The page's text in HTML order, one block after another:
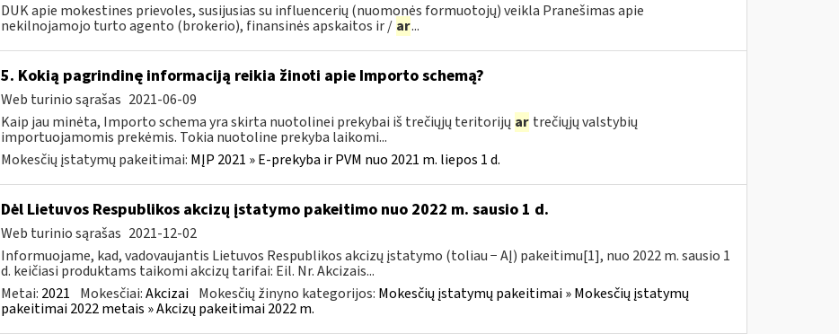
DUK apie mokestines prievoles, susijusias su influencerių (nuomonės formuotojų) veikla Pranešimas apie
nekilnojamojo turto agento (brokerio), finansinės apskaitos ir / ar...
5. Kokią pagrindinę informaciją reikia žinoti apie Importo schemą?
Web turinio sąrašas 2021-06-09
Kaip jau minėta, Importo schema yra skirta nuotolinei prekybai iš trečiųjų teritorijų ar trečiųjų valstybių
importuojamomis prekėmis. Tokia nuotoline prekyba laikomi...
Mokesčių įstatymų pakeitimai: MĮP 2021 » E-prekyba ir PVM nuo 2021 m. liepos 1 d.
Dėl Lietuvos Respublikos akcizų įstatymo pakeitimo nuo 2022 m. sausio 1 d.
Web turinio sąrašas 2021-12-02
Informuojame, kad, vadovaujantis Lietuvos Respublikos akcizų įstatymo (toliau − AĮ) pakeitimu[1], nuo 2022 m. sausio 1
d. keičiasi produktams taikomi akcizų tarifai: Eil. Nr. Akcizais...
Metai: 2021 Mokesčiai:Akcizai Mokesčių žinyno kategorijos: Mokesčių įstatymų pakeitimai » Mokesčių įstatymų
pakeitimai 2022 metais » Akcizų pakeitimai 2022 m.